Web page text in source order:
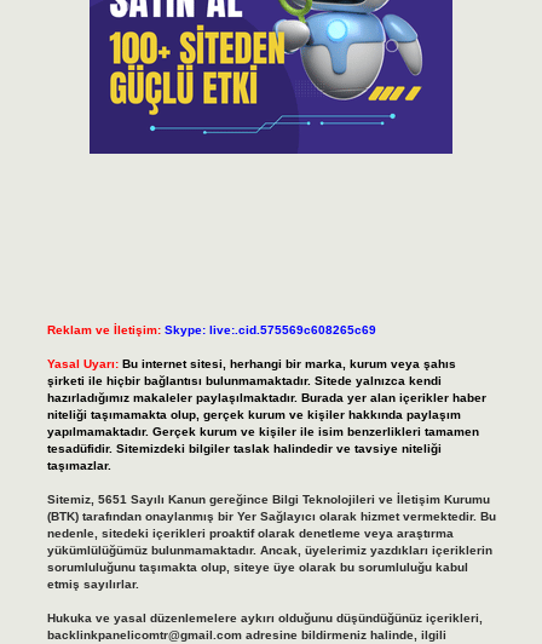
Reklam ve İletişim: Skype: live:.cid.575569c608265c69
Yasal Uyarı: Bu internet sitesi, herhangi bir marka, kurum veya şahıs
şirketi ile hiçbir bağlantısı bulunmamaktadır. Sitede yalnızca kendi
hazırladığımız makaleler paylaşılmaktadır. Burada yer alan içerikler haber
niteliği taşımamakta olup, gerçek kurum ve kişiler hakkında paylaşım
yapılmamaktadır. Gerçek kurum ve kişiler ile isim benzerlikleri tamamen
tesadüfidir. Sitemizdeki bilgiler taslak halindedir ve tavsiye niteliği
taşımazlar.
Sitemiz, 5651 Sayılı Kanun gereğince Bilgi Teknolojileri ve İletişim Kurumu
(BTK) tarafından onaylanmış bir Yer Sağlayıcı olarak hizmet vermektedir. Bu
nedenle, sitedeki içerikleri proaktif olarak denetleme veya araştırma
yükümlülüğümüz bulunmamaktadır. Ancak, üyelerimiz yazdıkları içeriklerin
sorumluluğunu taşımakta olup, siteye üye olarak bu sorumluluğu kabul
etmiş sayılırlar.
Hukuka ve yasal düzenlemelere aykırı olduğunu düşündüğünüz içerikleri,
backlinkpanelicomtr@gmail.comadresine bildirmeniz halinde, ilgili